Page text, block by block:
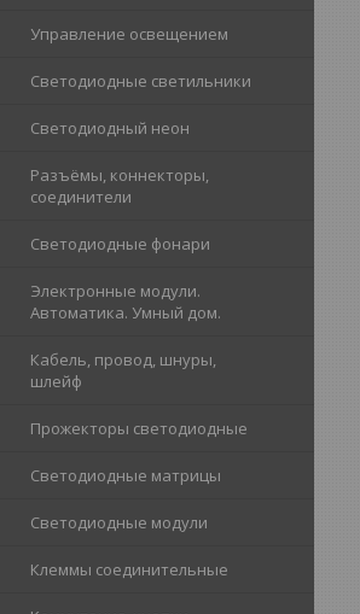
Управление освещением
Светодиодные светильники
Светодиодный неон
Разъёмы, коннекторы,
соединители
Светодиодные фонари
Электронные модули.
Автоматика. Умный дом.
Кабель, провод, шнуры,
шлейф
Прожекторы светодиодные
Светодиодные матрицы
Светодиодные модули
Клеммы соединительные